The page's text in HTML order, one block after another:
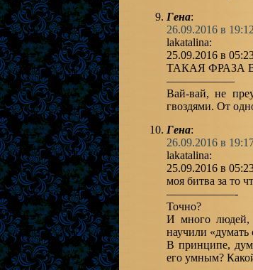
Гена:
26.09.2016 в 19:12
lakatalina:
25.09.2016 в
ТАКАЯ ФРАЗА
——————
Вай-вай, не
гвоздями. От
Гена:
26.09.2016 в
lakatalina:
25.09.2016 в
моя битва за то
——————-
Точно?
И много
научили «думать
В принципе,
его умным?